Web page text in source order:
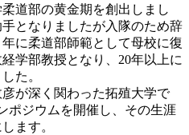
道部の黄金期を創出しまし
となりましたが入隊のため辞
に柔道部師範として母校に復
学部教授となり、20年以上に
た。
が深く関わった拓殖大学で
ポジウムを開催し、その生涯
ます。